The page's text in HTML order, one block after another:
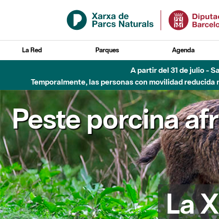
Saltar al contenido principal
La Red Parques Agenda
Hasta diciembre de 2026 - Parque Fluvial
Peste porcina
La